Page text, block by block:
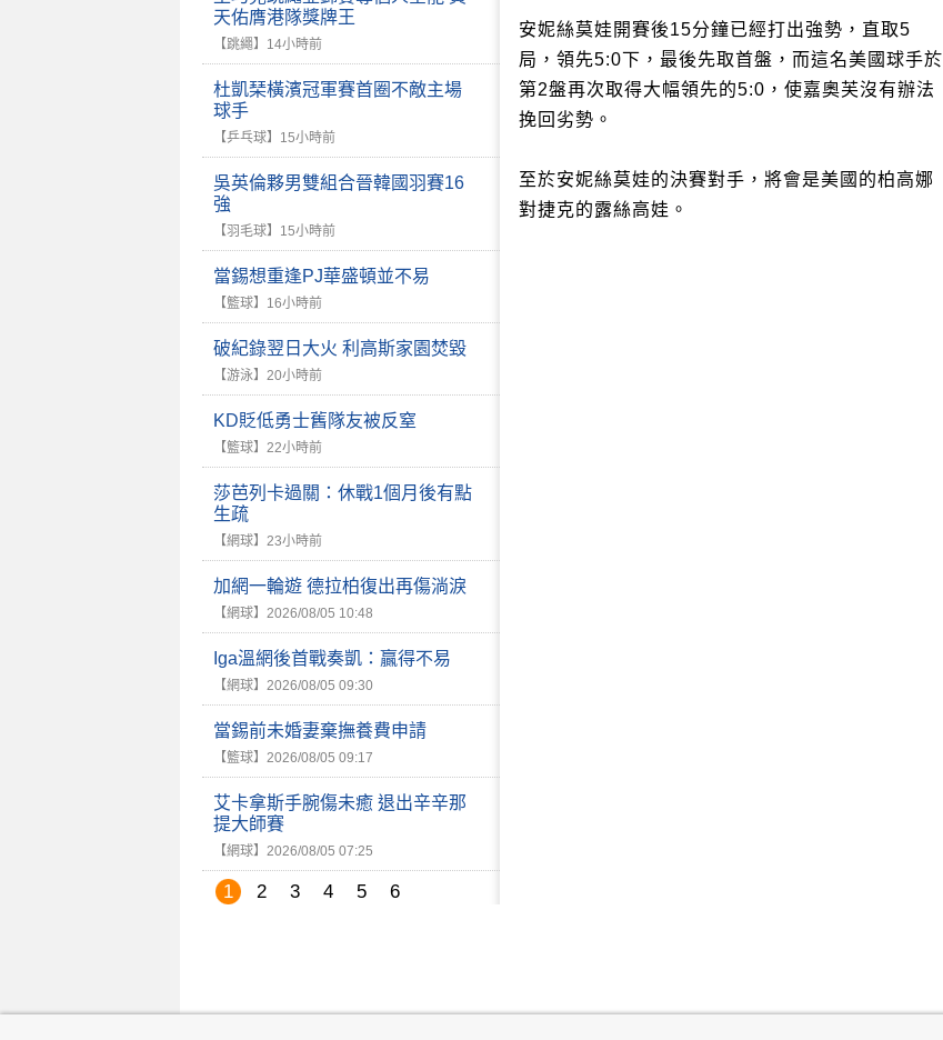
天佑膺港隊獎牌王
【跳繩】 14小時前
杜凱琹橫濱冠軍賽首圈不敵主場
球手
【乒乓球】 15小時前
吳英倫夥男雙組合晉韓國羽賽16
強
【羽毛球】 15小時前
當錫想重逢PJ華盛頓並不易
【籃球】 16小時前
破紀錄翌日大火 利高斯家園焚毀
【游泳】 20小時前
KD貶低勇士舊隊友被反窒
【籃球】 22小時前
莎芭列卡過關：休戰1個月後有點
生疏
【網球】 23小時前
加網一輪遊 德拉柏復出再傷淌淚
【網球】 2026/08/05 10:48
Iga溫網後首戰奏凱：贏得不易
【網球】 2026/08/05 09:30
當錫前未婚妻棄撫養費申請
【籃球】 2026/08/05 09:17
艾卡拿斯手腕傷未癒 退出辛辛那
提大師賽
【網球】 2026/08/05 07:25
1 2 3 4 5 6
安妮絲莫娃開賽後15分鐘已經打出強勢，直取5
局，領先5:0下，最後先取首盤，而這名美國球手於
第2盤再次取得大幅領先的5:0，使嘉奧芙沒有辦法
挽回劣勢。
至於安妮絲莫娃的決賽對手，將會是美國的柏高娜
對捷克的露絲高娃。